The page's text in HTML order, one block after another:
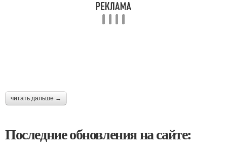
читать дальше →
Последние обновления на сайте: